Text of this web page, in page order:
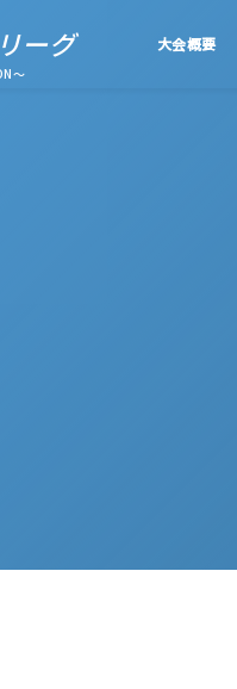
ーグ
～
大会概要